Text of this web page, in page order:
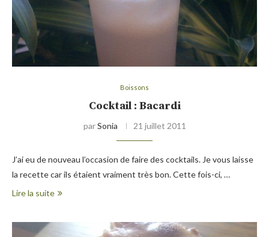
Boissons
Cocktail : Bacardi
parSonia 21 juillet 2011
J’ai eu de nouveau l’occasion de faire des cocktails. Je vous laisse
la recette car ils étaient vraiment très bon. Cette fois-ci, …
Lire la suite